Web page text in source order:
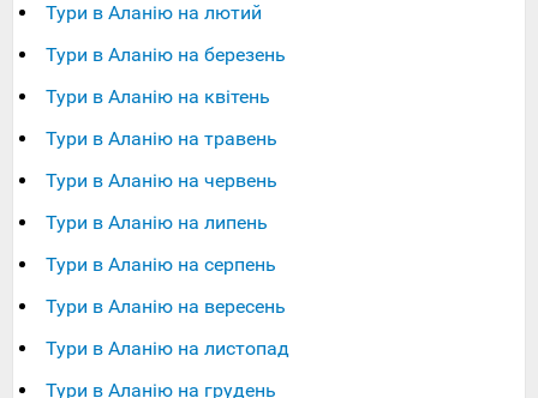
Тури в Аланію на лютий
Тури в Аланію на березень
Тури в Аланію на квітень
Тури в Аланію на травень
Тури в Аланію на червень
Тури в Аланію на липень
Тури в Аланію на серпень
Тури в Аланію на вересень
Тури в Аланію на листопад
Тури в Аланію на грудень